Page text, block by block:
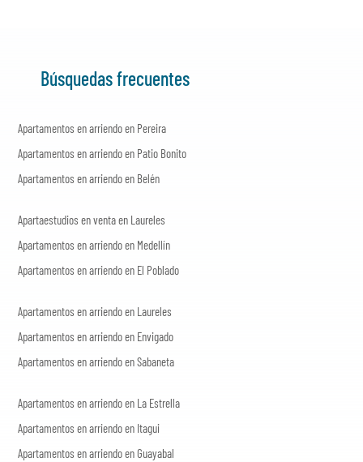
Búsquedas frecuentes
Apartamentos en arriendo en Pereira
Apartamentos en arriendo en Patio Bonito
Apartamentos en arriendo en Belén
Apartaestudios en venta en Laureles
Apartamentos en arriendo en Medellín
Apartamentos en arriendo en El Poblado
Apartamentos en arriendo en Laureles
Apartamentos en arriendo en Envigado
Apartamentos en arriendo en Sabaneta
Apartamentos en arriendo en La Estrella
Apartamentos en arriendo en Itagui
Apartamentos en arriendo en Guayabal